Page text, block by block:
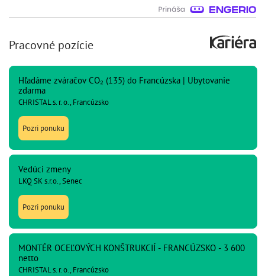
Pracovné pozície
Hľadáme zváračov CO₂ (135) do Francúzska | Ubytovanie
zdarma
CHRISTAL s. r. o., Francúzsko
Pozri ponuku
Vedúci zmeny
LKQ SK s.r.o., Senec
Pozri ponuku
MONTÉR OCEĽOVÝCH KONŠTRUKCIÍ - FRANCÚZSKO - 3 600
netto
CHRISTAL s. r. o., Francúzsko